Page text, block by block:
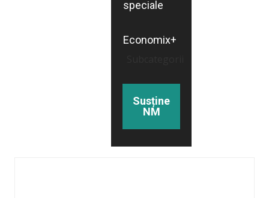
speciale
Economix+
Susține
NM